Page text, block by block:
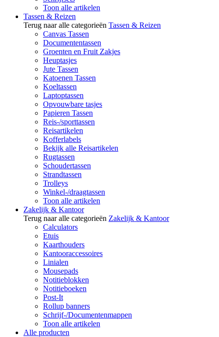
Toon alle artikelen
Tassen & Reizen
Terug naar alle categorieën Tassen & Reizen
Canvas Tassen
Documententassen
Groenten en Fruit Zakjes
Heuptasjes
Jute Tassen
Katoenen Tassen
Koeltassen
Laptoptassen
Opvouwbare tasjes
Papieren Tassen
Reis-/sporttassen
Reisartikelen
Kofferlabels
Bekijk alle Reisartikelen
Rugtassen
Schoudertassen
Strandtassen
Trolleys
Winkel-/draagtassen
Toon alle artikelen
Zakelijk & Kantoor
Terug naar alle categorieën Zakelijk & Kantoor
Calculators
Etuis
Kaarthouders
Kantooraccessoires
Linialen
Mousepads
Notitieblokken
Notitieboeken
Post-It
Rollup banners
Schrijf-/Documentenmappen
Toon alle artikelen
Alle producten